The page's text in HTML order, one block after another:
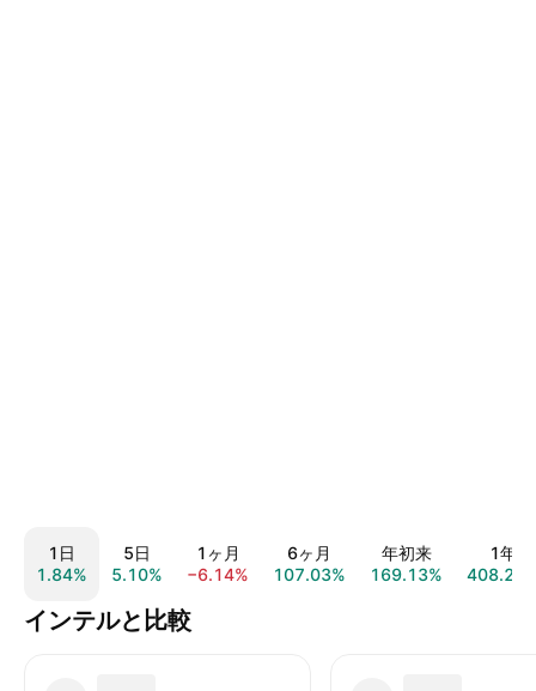
1日
1.84%
5日
5.10%
1ヶ月
−6.14%
6ヶ月
107.03%
年初来
169.13%
1年
インテルと比較